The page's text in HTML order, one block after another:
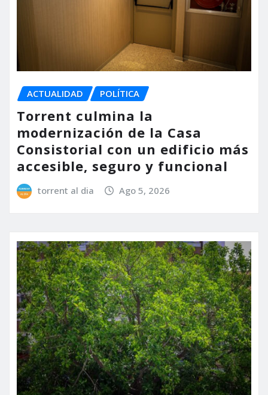
ACTUALIDAD POLÍTICA
Torrent culmina la
modernización de la Casa
Consistorial con un edificio más
accesible, seguro y funcional
torrent al dia Ago 5, 2026